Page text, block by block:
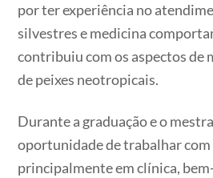
por ter experiência no
silvestres e medicina
contribuiu com os aspectos de
de peixes neotropicais.
Durante a graduação e o
oportunidade de trabalhar com
principalmente em clínica,